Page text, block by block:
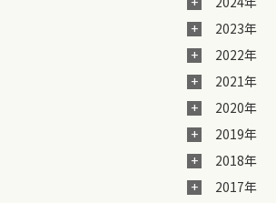
2023年
2022年
2021年
2020年
2019年
2018年
2017年